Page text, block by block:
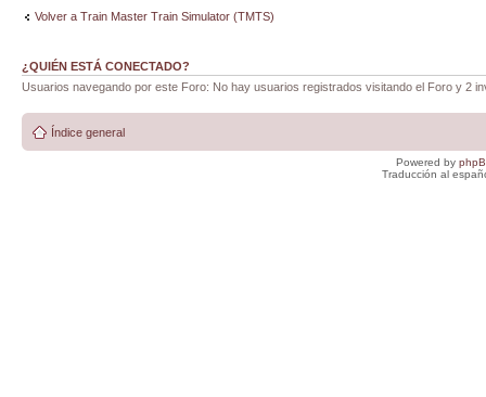
Volver a Train Master Train Simulator (TMTS)
¿QUIÉN ESTÁ CONECTADO?
Usuarios navegando por este Foro: No hay usuarios registrados visitando el Foro y 2
Índice general
Powered by
Traducción al